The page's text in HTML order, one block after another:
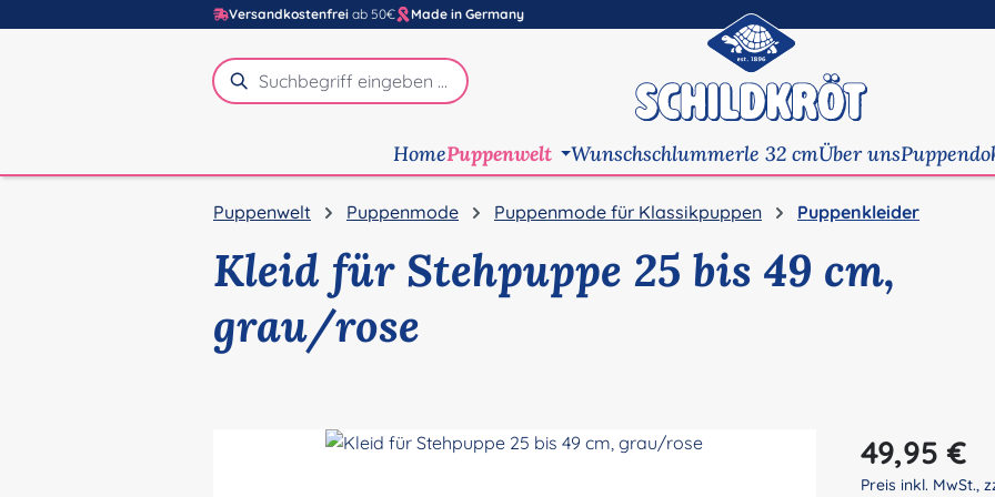
Hauptinhalt springen
Zur Suche springen
Zur Hauptnavigation springen
Versandkostenfrei ab 50€ Made in Germany
HomePuppenwelt Wunschschlummerle 32 cmÜber uns
Puppenwelt Puppenmode Puppenmode für Klassikpuppen Puppenkleider
Kleid für Stehpuppe 25 bis 49 cm,
grau/rose
Bildergalerie überspringen Regulärer Preis:
49,95 €
Preis inkl. MwSt.,